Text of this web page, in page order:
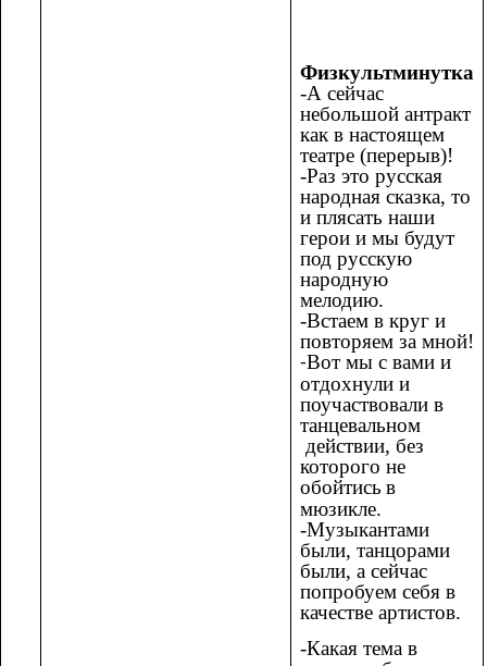
Физкультминутка
-А сейчас
небольшой антракт
как в настоящем
театре (перерыв)!
-Раз это русская
народная сказка, то
и плясать наши
герои и мы будут
под русскую
народную
мелодию.
-Встаем в круг и
повторяем за мной!
-Вот мы с вами и
отдохнули и
поучаствовали в
танцевальном
действии, без
которого не
обойтись в
мюзикле.
-Музыкантами
были, танцорами
были, а сейчас
попробуем себя в
качестве артистов.
-Какая тема в